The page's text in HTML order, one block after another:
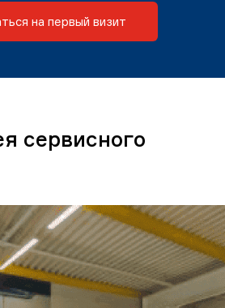
на первый визит
сервисного